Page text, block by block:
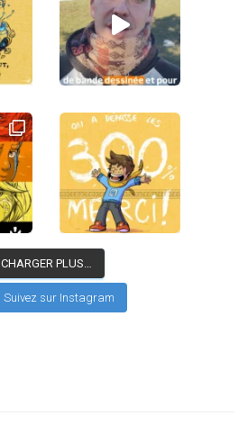
CHARGER PLUS…
Suivez sur Instagram